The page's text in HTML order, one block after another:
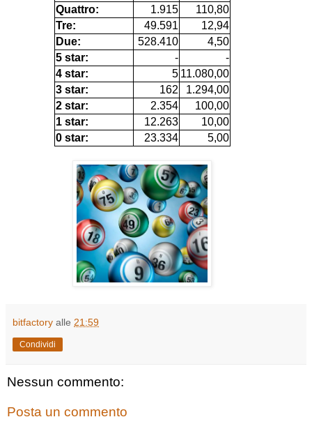
Quattro:
1.915
110,80
Tre:
49.591
12,94
Due:
528.410
4,50
5 star:
-
-
4 star:
5 11.080,00
3 star:
162
1.294,00
2 star:
2.354
100,00
1 star:
12.263
10,00
0 star:
23.334 5,00
bitfactory alle 21:59
Condividi
Nessun commento:
Posta un commento